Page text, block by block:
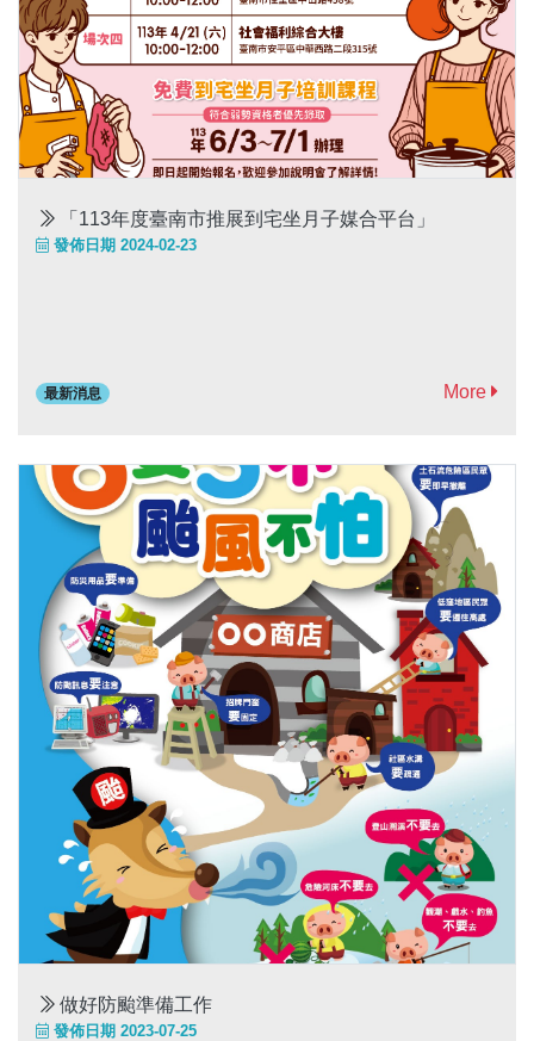
「113年度臺南市推展到宅坐月子媒合平台」
發佈日期 2024-02-23
最新消息 More
做好防颱準備工作
發佈日期 2023-07-25